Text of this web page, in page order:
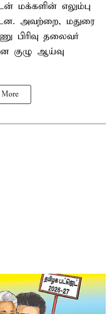
மக்களின் எலும்பு
அவற்றை, மதுரை
பிரிவு தலைவர்
குழு ஆய்வு